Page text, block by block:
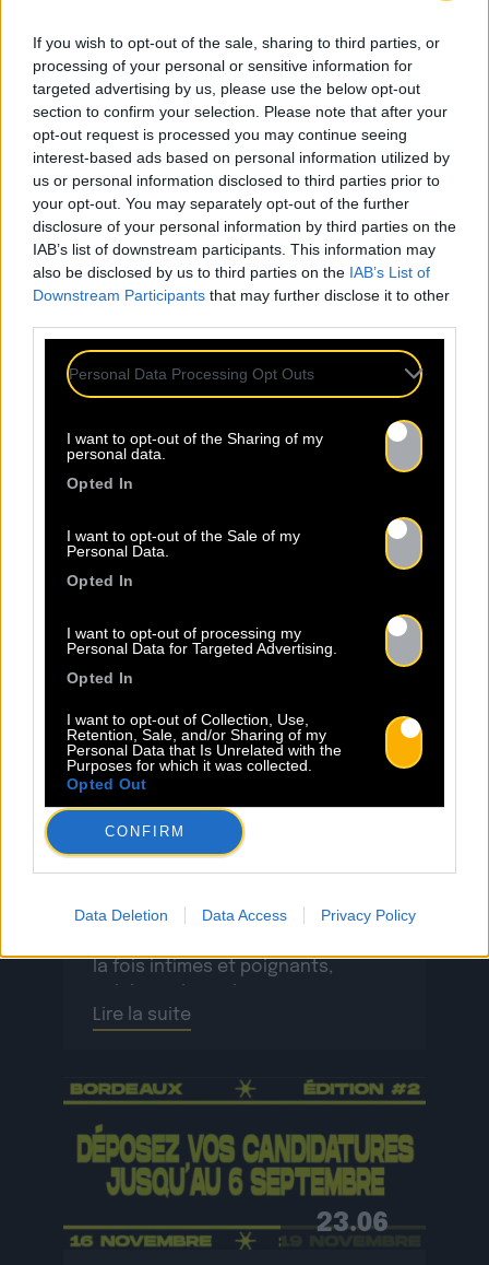
If you wish to opt-out of the sale, sharing to third parties, or
processing of your personal or sensitive information for
targeted advertising by us, please use the below opt-out
section to confirm your selection. Please note that after your
opt-out request is processed you may continue seeing
interest-based ads based on personal information utilized by
us or personal information disclosed to third parties prior to
your opt-out. You may separately opt-out of the further
disclosure of your personal information by third parties on the
IAB’s list of downstream participants. This information may
also be disclosed by us to third parties on the IAB’s List of
Downstream Participants that may further disclose it to other
Personal Data Processing Opt Outs
I want to opt-out of the Sharing of my
personal data.
Opted In
I want to opt-out of the Sale of my
Personal Data.
Opted In
I want to opt-out of processing my
Personal Data for Targeted Advertising.
Opted In
I want to opt-out of Collection, Use,
Retention, Sale, and/or Sharing of my
Personal Data that Is Unrelated with the
Purposes for which it was collected.
Opted Out
CONFIRM
Data Deletion Data Access Privacy Policy
légèreté, rarement album, comme « Turbulent »,
a aussi bien mérité son nom !
« Un esprit protestataire et anti-conformiste,
distribué par d’excellentes instrumentales et
des textes bien sentis, traverse donc tout
l’opus »
Pas d'articles trouvés pour l'artiste : papa-style.
LES DERNIÈRES
Sopycal : aux 3 Baudets pour
French VIP Women
La Sacem, le CNM, la CSDEM et
YACAST mettent en lumière Sopycal
pour leur soirée du 10
Septembre. Trouvez ici le lien de la
billetterie. Ce qui distingue
d’insolence et de liberté. Elle
la fois intimes et poignants,
sincérité […]
Lire la suite
23.06